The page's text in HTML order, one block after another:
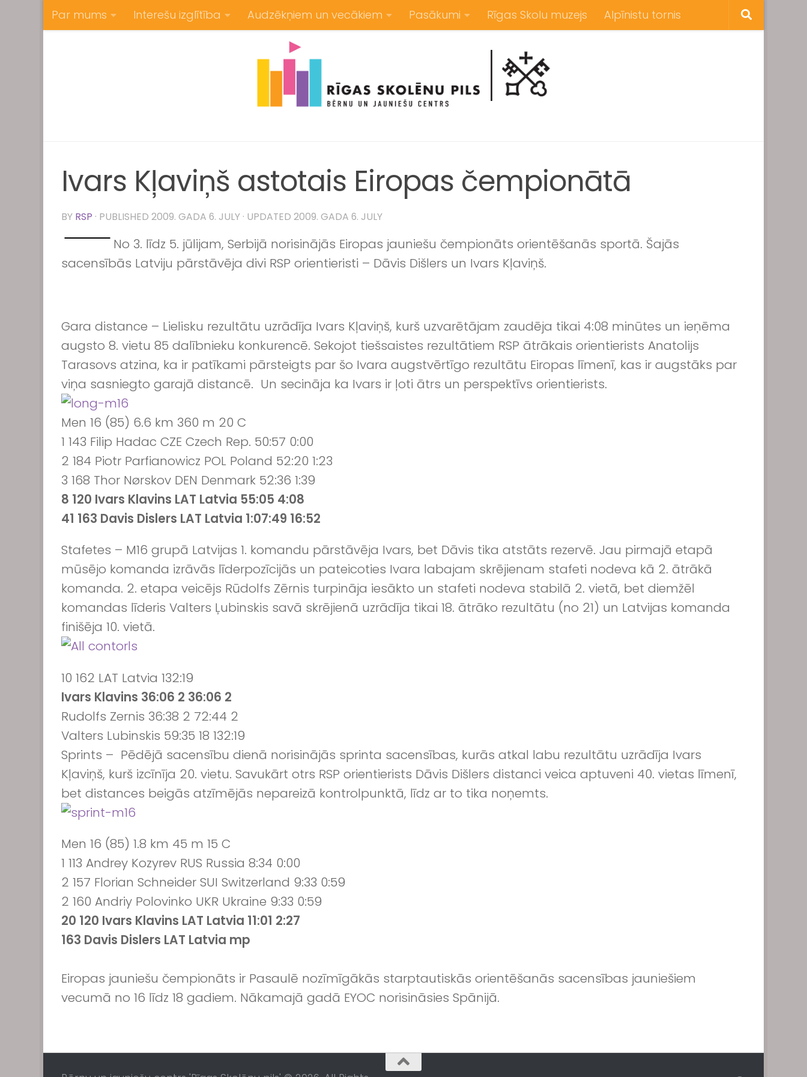
Skip to content
Par mums Interešu izglītība Audzēkņiem un vecākiem Pasākumi Rīgas Skolu muzejs Alpīnistu tornis
Ivars Kļaviņš astotais Eiropas čempionātā
BY RSP · PUBLISHED 2009. GADA 6. JULY · UPDATED 2009. GADA 6. JULY
No 3. līdz 5. jūlijam, Serbijā norisinājās Eiropas jauniešu čempionāts orientēšanās sportā. Šajās
sacensībās Latviju pārstāvēja divi RSP orientieristi – Dāvis Dišlers un Ivars Kļaviņš.
Gara distance – Lielisku rezultātu uzrādīja Ivars Kļaviņš, kurš uzvarētājam zaudēja tikai 4:08 minūtes un ieņēma
augsto 8. vietu 85 dalībnieku konkurencē. Sekojot tiešsaistes rezultātiem RSP ātrākais orientierists Anatolijs
Tarasovs atzina, ka ir patīkami pārsteigts par šo Ivara augstvērtīgo rezultātu Eiropas līmenī, kas ir augstāks par
viņa sasniegto garajā distancē. Un secināja ka Ivars ir ļoti ātrs un perspektīvs orientierists.
Men 16 (85) 6.6 km 360 m 20 C
1 143 Filip Hadac CZE Czech Rep. 50:57 0:00
2 184 Piotr Parfianowicz POL Poland 52:20 1:23
3 168 Thor Nørskov DEN Denmark 52:36 1:39
8 120 Ivars Klavins LAT Latvia 55:05 4:08
41 163 Davis Dislers LAT Latvia 1:07:49 16:52
Stafetes – M16 grupā Latvijas 1. komandu pārstāvēja Ivars, bet Dāvis tika atstāts rezervē. Jau pirmajā etapā
mūsējo komanda izrāvās līderpozīcijās un pateicoties Ivara labajam skrējienam stafeti nodeva kā 2. ātrākā
komanda. 2. etapa veicējs Rūdolfs Zērnis turpināja iesākto un stafeti nodeva stabilā 2. vietā, bet diemžēl
komandas līderis Valters Ļubinskis savā skrējienā uzrādīja tikai 18. ātrāko rezultātu (no 21) un Latvijas komanda
finišēja 10. vietā.
10 162 LAT Latvia 132:19
Ivars Klavins 36:06 2 36:06 2
Rudolfs Zernis 36:38 2 72:44 2
Valters Lubinskis 59:35 18 132:19
Sprints – Pēdējā sacensību dienā norisinājās sprinta sacensības, kurās atkal labu rezultātu uzrādīja Ivars
Kļaviņš, kurš izcīnīja 20. vietu. Savukārt otrs RSP orientierists Dāvis Dišlers distanci veica aptuveni 40. vietas līmenī,
bet distances beigās atzīmējās nepareizā kontrolpunktā, līdz ar to tika noņemts.
Men 16 (85) 1.8 km 45 m 15 C
1 113 Andrey Kozyrev RUS Russia 8:34 0:00
2 157 Florian Schneider SUI Switzerland 9:33 0:59
2 160 Andriy Polovinko UKR Ukraine 9:33 0:59
20 120 Ivars Klavins LAT Latvia 11:01 2:27
163 Davis Dislers LAT Latvia mp
Eiropas jauniešu čempionāts ir Pasaulē nozīmīgākās starptautiskās orientēšanās sacensības jauniešiem
vecumā no 16 līdz 18 gadiem. Nākamajā gadā EYOC norisināsies Spānijā.